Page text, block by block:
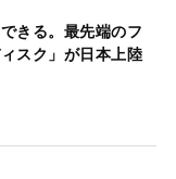
きる。最先端のフ
スク」が日本上陸